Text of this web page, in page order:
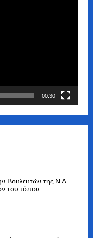
00:30
Βουλευτών της Ν.Δ
του τόπου.